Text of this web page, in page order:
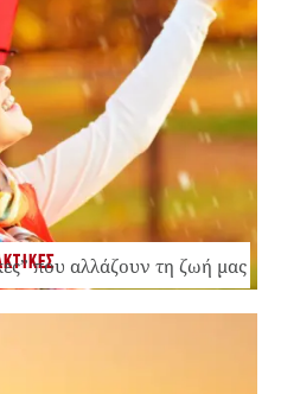
που αλλάζουν τη ζωή μας